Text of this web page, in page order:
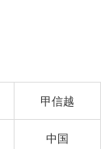
甲信越
中国